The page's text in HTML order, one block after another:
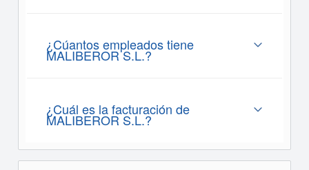
¿Cúantos empleados tiene
MALIBEROR S.L.?
¿Cuál es la facturación de
MALIBEROR S.L.?